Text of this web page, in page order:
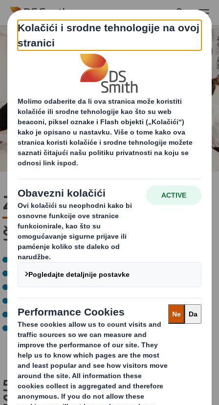
Skip to main content
Zašto raditi u DS Smithu
Što vam nudimo?
Dobru radnu atmosferu,
Sjajne kolege,
Rad u poticajnom okruženju,
Profesionalno usavršavanje i mogućnost napretka,
Dodatne pogodnosti,
Mogućnost osobnog razvoja.
5 razloga zašto odabrati DS
Smith